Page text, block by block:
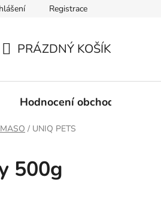
Registrace
K
P
PRÁZDNÝ KOŠÍK
Hodnocení obchodu
/ UNIQ PETS
500g